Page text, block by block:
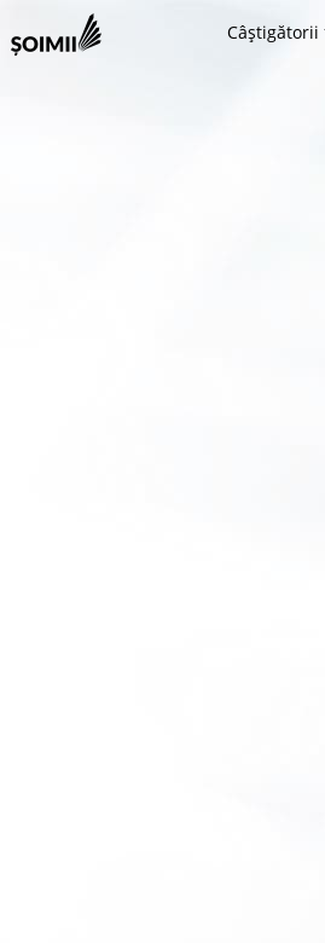
Câștigătorii